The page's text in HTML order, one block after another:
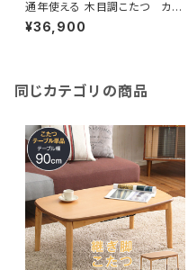
通年使える 木目調こたつ カー
ボンフラットヒーター付 105cm
×75cm幅 長方形 単品【ropoc
¥36,900
同じカテゴリの商品